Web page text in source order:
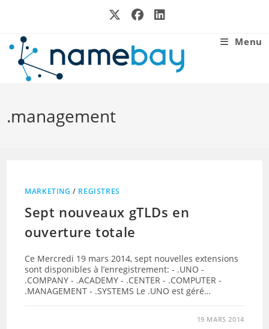
Menu
.management
MARKETING / REGISTRES
Sept nouveaux gTLDs en
ouverture totale
Ce Mercredi 19 mars 2014, sept nouvelles extensions
sont disponibles à l’enregistrement: - .UNO -
.COMPANY - .ACADEMY - .CENTER - .COMPUTER -
.MANAGEMENT - .SYSTEMS Le .UNO est géré…
19 MARS 2014